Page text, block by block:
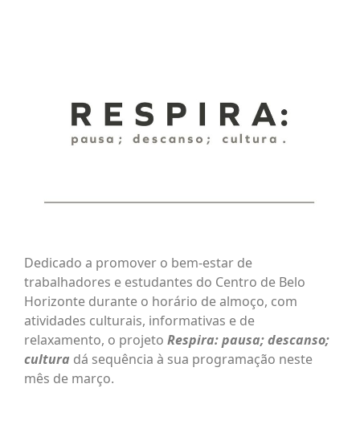
Dedicado a promover o bem-estar de
trabalhadores e estudantes do Centro de Belo
Horizonte durante o horário de almoço, com
atividades culturais, informativas e de
relaxamento, o projeto Respira: pausa; descanso;
cultura dá sequência à sua programação neste
mês de março.